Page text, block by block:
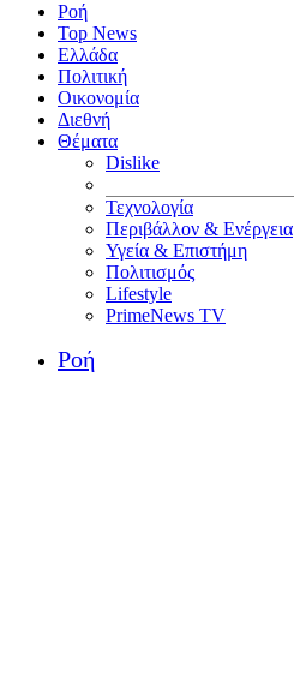
Ροή
Top News
Ελλάδα
Πολιτική
Οικονομία
Διεθνή
Θέματα
Dislike
Τεχνολογία
Περιβάλλον & Ενέργεια
Υγεία & Επιστήμη
Πολιτισμός
Lifestyle
PrimeNews TV
Ροή